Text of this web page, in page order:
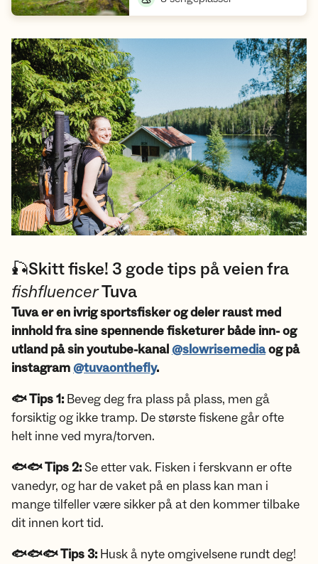
🎣Skitt fiske! 3 gode tips på veien fra
fishfluencerTuva
Tuva er en ivrig sportsfisker og deler raust med
innhold fra sine spennende fisketurer både inn- og
utland på sin youtube-kanal @slowrisemediaog på
instagram @tuvaonthefly.
🐟 Tips 1: Beveg deg fra plass på plass, men gå
forsiktig og ikke tramp. De største fiskene går ofte
helt inne ved myra/torven.
🐟🐟 Tips 2:Se etter vak. Fisken i ferskvann er ofte
vanedyr, og har de vaket på en plass kan man i
mange tilfeller være sikker på at den kommer tilbake
dit innen kort tid.
🐟🐟🐟 Tips 3: Husk å nyte omgivelsene rundt deg!